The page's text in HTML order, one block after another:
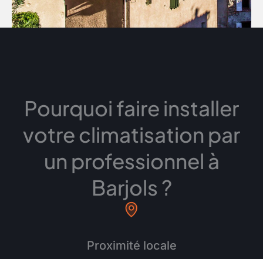
Pourquoi faire installer
votre climatisation par
un professionnel à
Barjols ?
Proximité locale